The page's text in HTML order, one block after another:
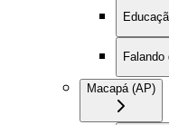
Macapá (AP)